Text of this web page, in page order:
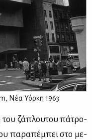
Nέα Υόρ­κη 1963
του ζά­πλου­του πά­τρο­
πα­ρα­πέ­μπει στο με­